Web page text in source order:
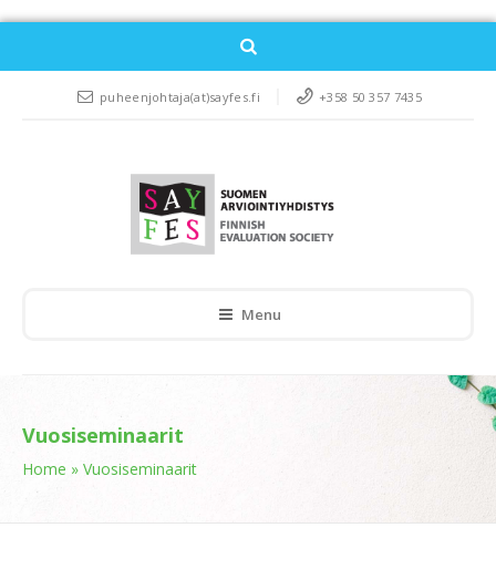
puheenjohtaja(at)sayfes.fi +358 50 357 7435
Menu
Vuosiseminaarit
Home » Vuosiseminaarit